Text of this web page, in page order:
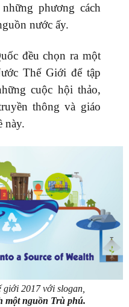
phương cách
nước ấy.
đều chọn ra một
Thế Giới để tập
cuộc hội thảo,
thông và giáo
này.
2017 với slogan,
một nguồn Trù phú.